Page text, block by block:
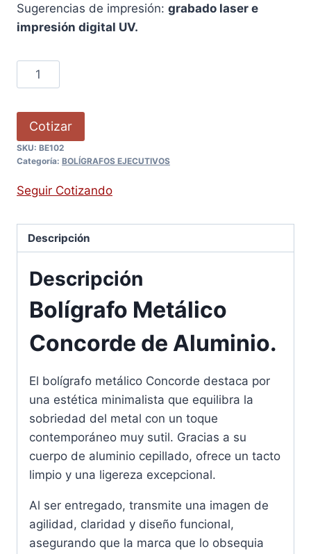
Sugerencias de impresión: grabado laser e
impresión digital UV.
Cotizar
SKU: BE102
Categoría: BOLÍGRAFOS EJECUTIVOS
Seguir Cotizando
Descripción
Descripción
Bolígrafo Metálico
Concorde de Aluminio.
El bolígrafo metálico Concorde destaca por
una estética minimalista que equilibra la
sobriedad del metal con un toque
contemporáneo muy sutil. Gracias a su
cuerpo de aluminio cepillado, ofrece un tacto
limpio y una ligereza excepcional.
Al ser entregado, transmite una imagen de
agilidad, claridad y diseño funcional,
asegurando que la marca que lo obsequia